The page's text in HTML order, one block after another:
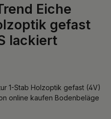
0 von 5 Sternen
Eiche
gefast
lackiert
1-Stab Holzoptik gefast (4V)
online kaufen Bodenbeläge